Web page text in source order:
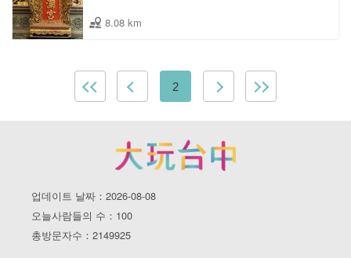
8.08 km
2
업데이트 날짜：2026-08-08
오늘사람들의 수：100
총방문자수：2149925